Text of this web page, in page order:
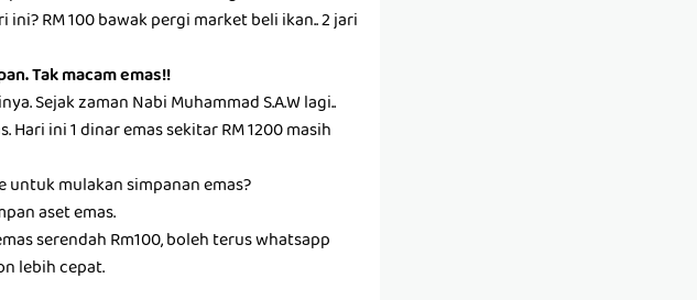
RM 100 bawak pergi market beli ikan.. 2 jari
Tak macam emas!!
Sejak zaman Nabi Muhammad S.A.W lagi..
ini 1 dinar emas sekitar RM 1200 masih
untuk mulakan simpanan emas?
aset emas.
serendah Rm100, boleh terus whatsapp
lebih cepat.